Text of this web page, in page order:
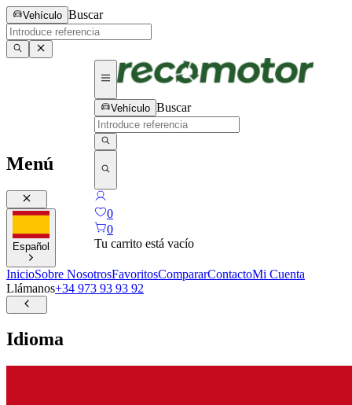
Vehículo Buscar
Vehículo Buscar
0
0
Tu carrito está vacío
Menú
Español
InicioSobre NosotrosFavoritosCompararContactoMi Cuenta
Llámanos+34 973 93 93 92
Idioma